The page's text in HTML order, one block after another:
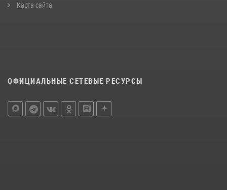
Карта сайта
ОФИЦИАЛЬНЫЕ СЕТЕВЫЕ РЕСУРСЫ